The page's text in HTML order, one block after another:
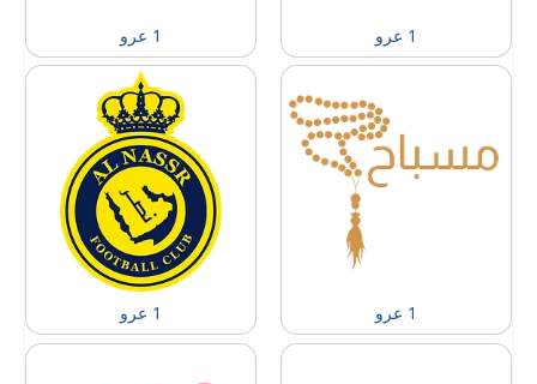
1 عرو 1 عرو
1 عرو 1 عرو